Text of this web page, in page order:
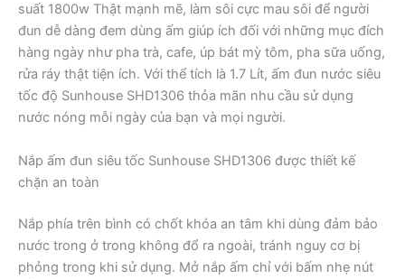
suất 1800w Thật mạnh mẽ, làm sôi cực mau sôi để người
đun dễ dàng đem dùng ấm giúp ích đối với những mục đích
hàng ngày như pha trà, cafe, úp bát mỳ tôm, pha sữa uống,
rửa ráy thật tiện ích. Với thể tích là 1.7 Lít, ấm đun nước siêu
tốc độ Sunhouse SHD1306 thỏa mãn nhu cầu sử dụng
nước nóng mỗi ngày của bạn và mọi người.
Nắp ấm đun siêu tốc Sunhouse SHD1306 được thiết kế
chặn an toàn
Nắp phía trên bình có chốt khóa an tâm khi dùng đảm bảo
nước trong ở trong không đổ ra ngoài, tránh nguy cơ bị
phỏng trong khi sử dụng. Mở nắp ấm chỉ với bấm nhẹ nút